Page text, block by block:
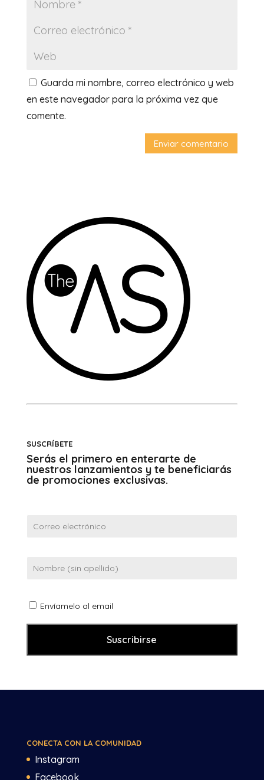
Guarda mi nombre, correo electrónico y web
en este navegador para la próxima vez que
comente.
SUSCRÍBETE
Serás el primero en enterarte de
nuestros lanzamientos y te beneficiarás
de promociones exclusivas.
Envíamelo al email
CONECTA CON LA COMUNIDAD
Instagram
Facebook